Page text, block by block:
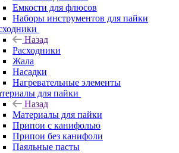
Емкости для флюсов
Наборы инструментов для пайки
Назад
Расходники
Жала
Насадки
Нагревательные элементы
для пайки
Назад
Материалы для пайки
Припои с канифолью
Припои без канифоли
Паяльные пасты